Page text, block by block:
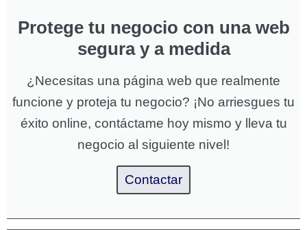
Protege tu negocio con una web
segura y a medida
¿Necesitas una página web que realmente
funcione y proteja tu negocio? ¡No arriesgues tu
éxito online, contáctame hoy mismo y lleva tu
negocio al siguiente nivel!
Contactar